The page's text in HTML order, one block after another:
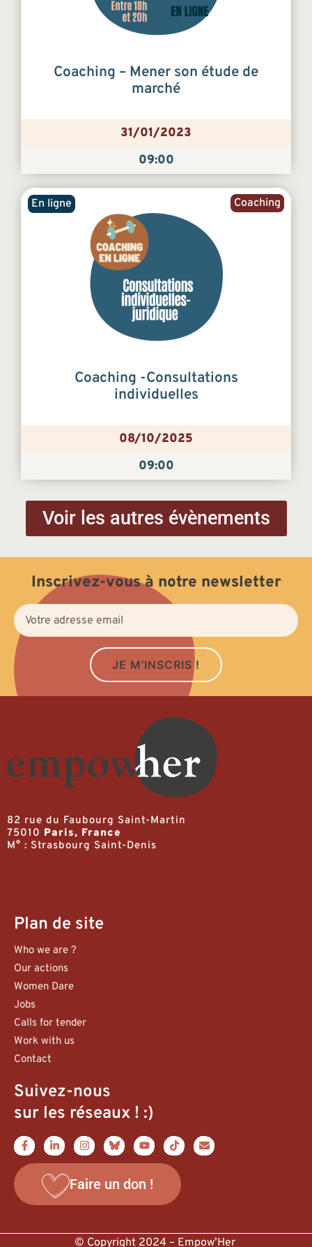
Coaching – Mener son étude de
marché
31/01/2023
09:00
Coaching
En ligne
Coaching -Consultations
individuelles
08/10/2025
09:00
Voir les autres évènements
Inscrivez-vous à notre newsletter
JE M'INSCRIS !
82 rue du Faubourg Saint-Martin
75010 Paris, France
M° : Strasbourg Saint-Denis
Plan de site
Who we are ?
Our actions
Women Dare
Jobs
Calls for tender
Work with us
Contact
Suivez-nous
sur les réseaux ! :)
Faire un don !
© Copyright 2024 – Empow’Her